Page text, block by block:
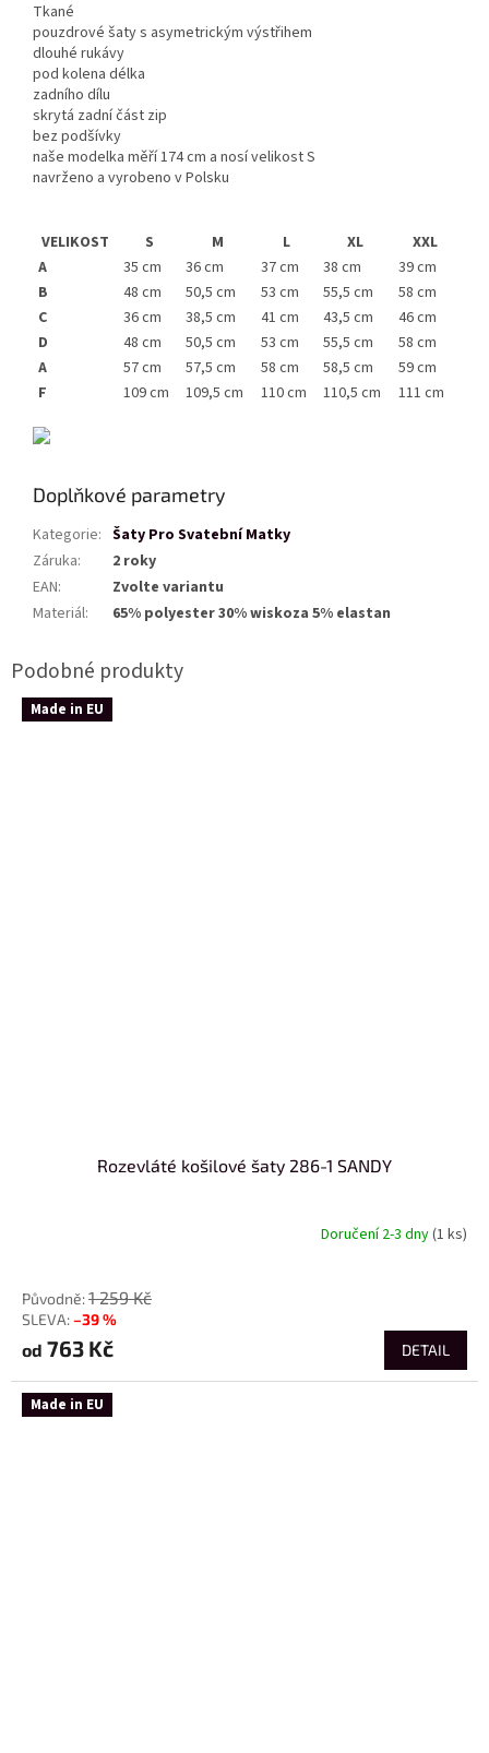
Tkané
pouzdrové šaty s asymetrickým výstřihem
dlouhé rukávy
pod kolena délka
zadního dílu
skrytá zadní část zip
bez podšívky
naše modelka měří 174 cm a nosí velikost S
navrženo a vyrobeno v Polsku
VELIKOST S M L XL
XXL
A
35 cm 36 cm 37 cm 38 cm
39 cm
B
48 cm 50,5 cm 53 cm 55,5 cm
58 cm
C
36 cm 38,5 cm 41 cm 43,5 cm
46 cm
D
48 cm 50,5 cm 53 cm 55,5 cm
58 cm
A
57 cm 57,5 cm 58 cm 58,5 cm
59 cm
F
109 cm 109,5 cm 110 cm 110,5 cm 111 cm
Doplňkové parametry
Kategorie: Šaty Pro Svatební Matky
Záruka:
2 roky
EAN:
Zvolte variantu
Materiál: 65% polyester 30% wiskoza 5% elastan
Made in EU
Rozevláté košilové šaty 286-1 SANDY
Doručení 2-3 dny(1 ks)
1 259 Kč
–39 %
od 763 Kč DETAIL
Made in EU